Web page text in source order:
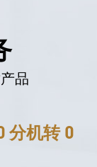
品
分机转 0